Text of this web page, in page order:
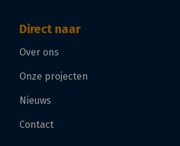
Direct naar
Over ons
Onze projecten
Nieuws
Contact